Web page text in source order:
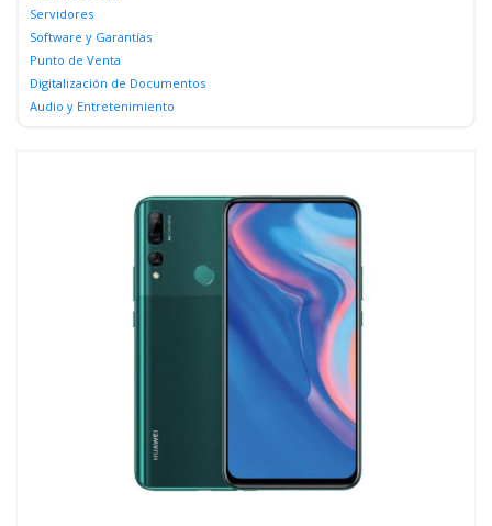
Servidores
Software y Garantías
Punto de Venta
Digitalización de Documentos
Audio y Entretenimiento